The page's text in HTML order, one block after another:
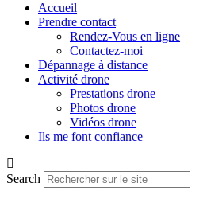
Accueil
Prendre contact
Rendez-Vous en ligne
Contactez-moi
Dépannage à distance
Activité drone
Prestations drone
Photos drone
Vidéos drone
Ils me font confiance
Search